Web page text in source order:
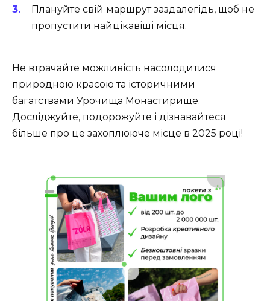
Плануйте свій маршрут заздалегідь, щоб не
пропустити найцікавіші місця.
Не втрачайте можливість насолодитися
природною красою та історичними
багатствами Урочища Монастирище.
Досліджуйте, подорожуйте і дізнавайтеся
більше про це захоплююче місце в 2025 році!